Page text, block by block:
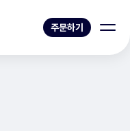
주문하기